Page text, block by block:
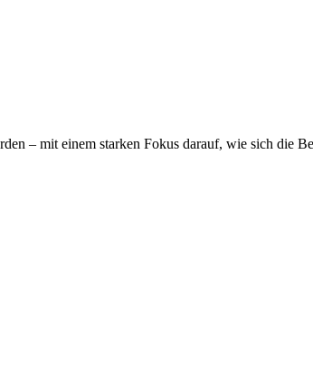
– mit einem starken Fokus darauf, wie sich die